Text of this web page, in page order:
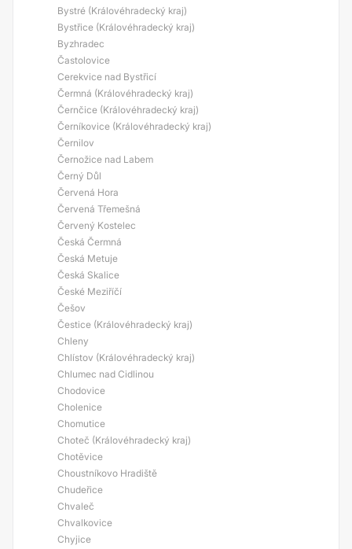
Bystré (Královéhradecký kraj)
Bystřice (Královéhradecký kraj)
Byzhradec
Častolovice
Cerekvice nad Bystřicí
Čermná (Královéhradecký kraj)
Černčice (Královéhradecký kraj)
Černíkovice (Královéhradecký kraj)
Černilov
Černožice nad Labem
Černý Důl
Červená Hora
Červená Třemešná
Červený Kostelec
Česká Čermná
Česká Metuje
Česká Skalice
České Meziříčí
Češov
Čestice (Královéhradecký kraj)
Chleny
Chlístov (Královéhradecký kraj)
Chlumec nad Cidlinou
Chodovice
Cholenice
Chomutice
Choteč (Královéhradecký kraj)
Chotěvice
Choustníkovo Hradiště
Chudeřice
Chvaleč
Chvalkovice
Chyjice